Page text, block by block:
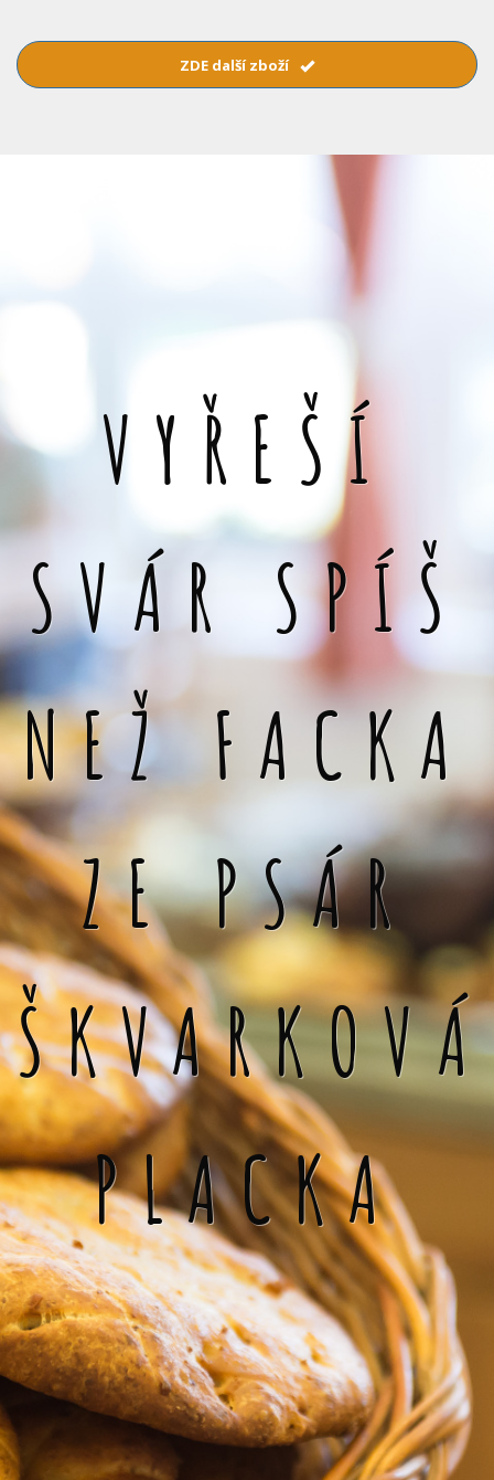
ZDE další zboží
VYŘEŠÍ
SVÁR SPÍŠ
NEŽ FACKA
ZE PSÁR
ŠKVARKOVÁ
PLACKA